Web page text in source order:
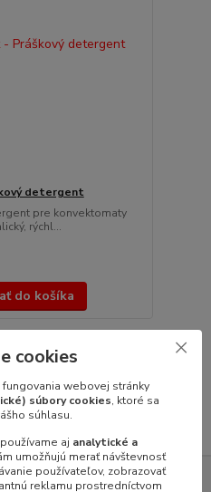
detergent
pre konvektomaty
rýchl...
do košíka
z 1
cookies
webovej stránky
súbory cookies, ktoré sa
súhlasu.
aj analytické a
umožňujú merať návštevnosť
používateľov, zobrazovať
reklamu prostredníctvom